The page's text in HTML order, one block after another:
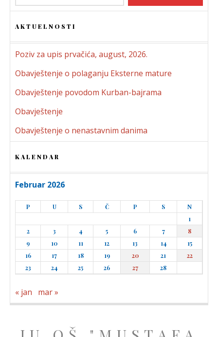
AKTUELNOSTI
Poziv za upis prvačića, august, 2026.
Obavještenje o polaganju Eksterne mature
Obavještenje povodom Kurban-bajrama
Obavještenje
Obavještenje o nenastavnim danima
KALENDAR
Februar 2026
P U S Č P S
N
1
2
3 4 5 6 7
8
9
10 11 12 13 14
15
16
17 18 19 20 21
22
23
24 25 26 27 28
« jan mar »